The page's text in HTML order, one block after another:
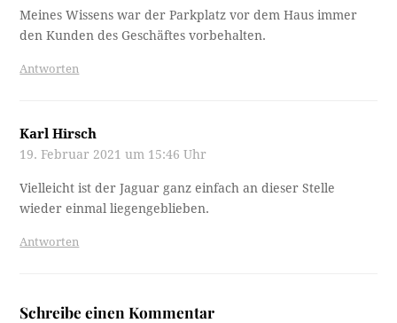
Meines Wissens war der Parkplatz vor dem Haus immer
den Kunden des Geschäftes vorbehalten.
Antworten
Karl Hirsch
19. Februar 2021 um 15:46 Uhr
Vielleicht ist der Jaguar ganz einfach an dieser Stelle
wieder einmal liegengeblieben.
Antworten
Schreibe einen Kommentar